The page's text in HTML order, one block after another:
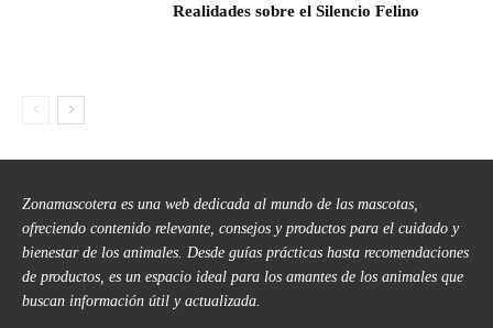
Realidades sobre el Silencio Felino
Zonamascotera es una web dedicada al mundo de las mascotas,
ofreciendo contenido relevante, consejos y productos para el cuidado y
bienestar de los animales. Desde guías prácticas hasta recomendaciones
de productos, es un espacio ideal para los amantes de los animales que
buscan información útil y actualizada.